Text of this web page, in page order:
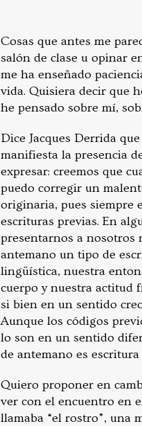
Cosas que antes me
salón de clase u opinar
me ha enseñado
vida. Quisiera decir que
he pensado sobre mí,
Dice Jacques Derrida
manifiesta la presencia
expresar: creemos que
puedo corregir un
originaria, pues siempre
escrituras previas. En
presentarnos a nosotros
antemano un tipo de
lingüística, nuestra
cuerpo y nuestra actitud
si bien en un sentido
Aunque los códigos
lo son en un sentido
de antemano es
Quiero proponer en
ver con el encuentro en
llamaba “el rostro”, una